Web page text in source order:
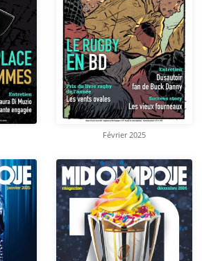
Février 2025